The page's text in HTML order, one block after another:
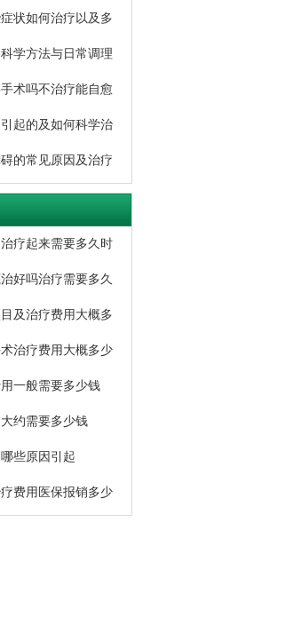
状如何治疗以及多
学方法与日常调理
术吗不治疗能自愈
起的及如何科学治
的常见原因及治疗
疗起来需要多久时
好吗治疗需要多久
及治疗费用大概多
治疗费用大概多少
一般需要多少钱
约需要多少钱
些原因引起
费用医保报销多少